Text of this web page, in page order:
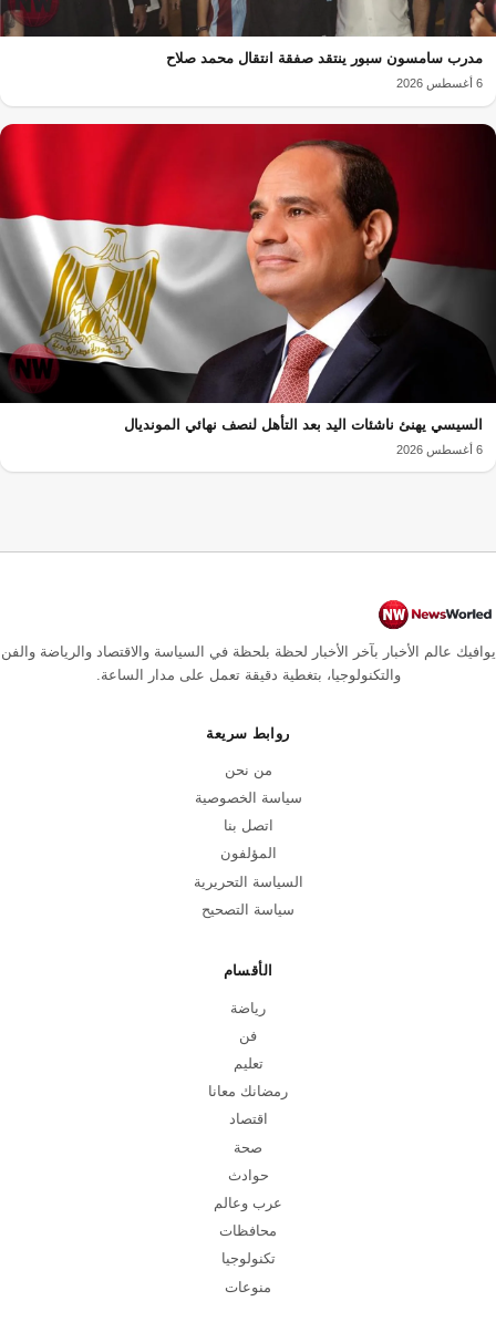
مدرب سامسون سبور ينتقد صفقة انتقال محمد صلاح
6 أغسطس 2026
السيسي يهنئ ناشئات اليد بعد التأهل لنصف نهائي المونديال
6 أغسطس 2026
يوافيك عالم الأخبار بآخر الأخبار لحظة بلحظة في السياسة والاقتصاد والرياضة والفن
والتكنولوجيا، بتغطية دقيقة تعمل على مدار الساعة.
روابط سريعة
من نحن
سياسة الخصوصية
اتصل بنا
المؤلفون
السياسة التحريرية
سياسة التصحيح
الأقسام
رياضة
فن
تعليم
رمضانك معانا
اقتصاد
صحة
حوادث
عرب وعالم
محافظات
تكنولوجيا
منوعات